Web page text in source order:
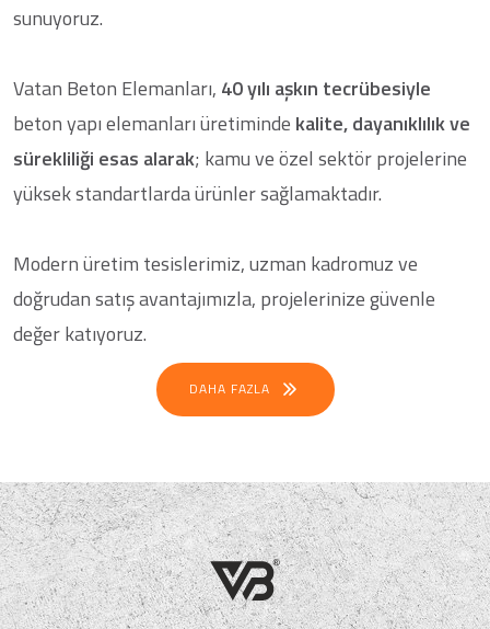
sunuyoruz.
Vatan Beton Elemanları, 40 yılı aşkın tecrübesiyle
beton yapı elemanları üretiminde kalite, dayanıklılık ve
sürekliliği esas alarak; kamu ve özel sektör projelerine
yüksek standartlarda ürünler sağlamaktadır.
Modern üretim tesislerimiz, uzman kadromuz ve
doğrudan satış avantajımızla, projelerinize güvenle
değer katıyoruz.
DAHA FAZLA